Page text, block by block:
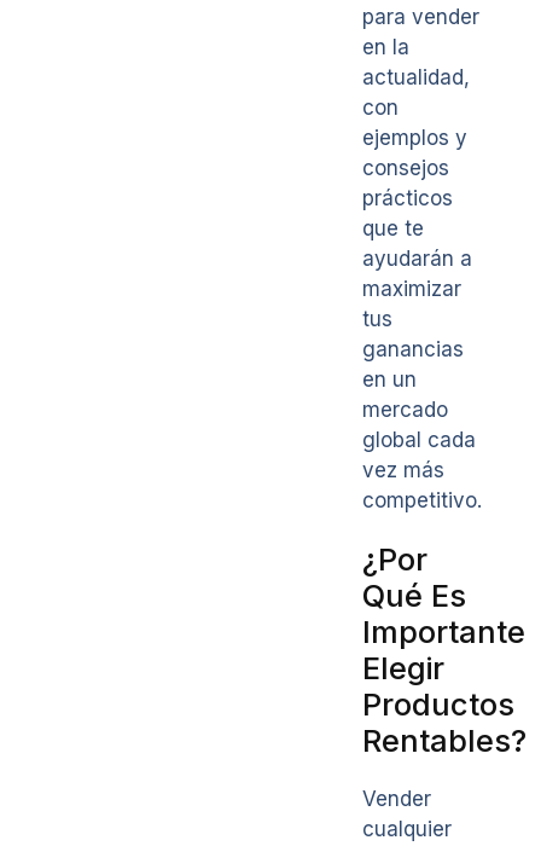
para vender
en la
actualidad,
con
ejemplos y
consejos
prácticos
que te
ayudarán a
maximizar
tus
ganancias
en un
mercado
global cada
vez más
competitivo.
¿Por
Qué Es
Importante
Elegir
Productos
Rentables?
Vender
cualquier